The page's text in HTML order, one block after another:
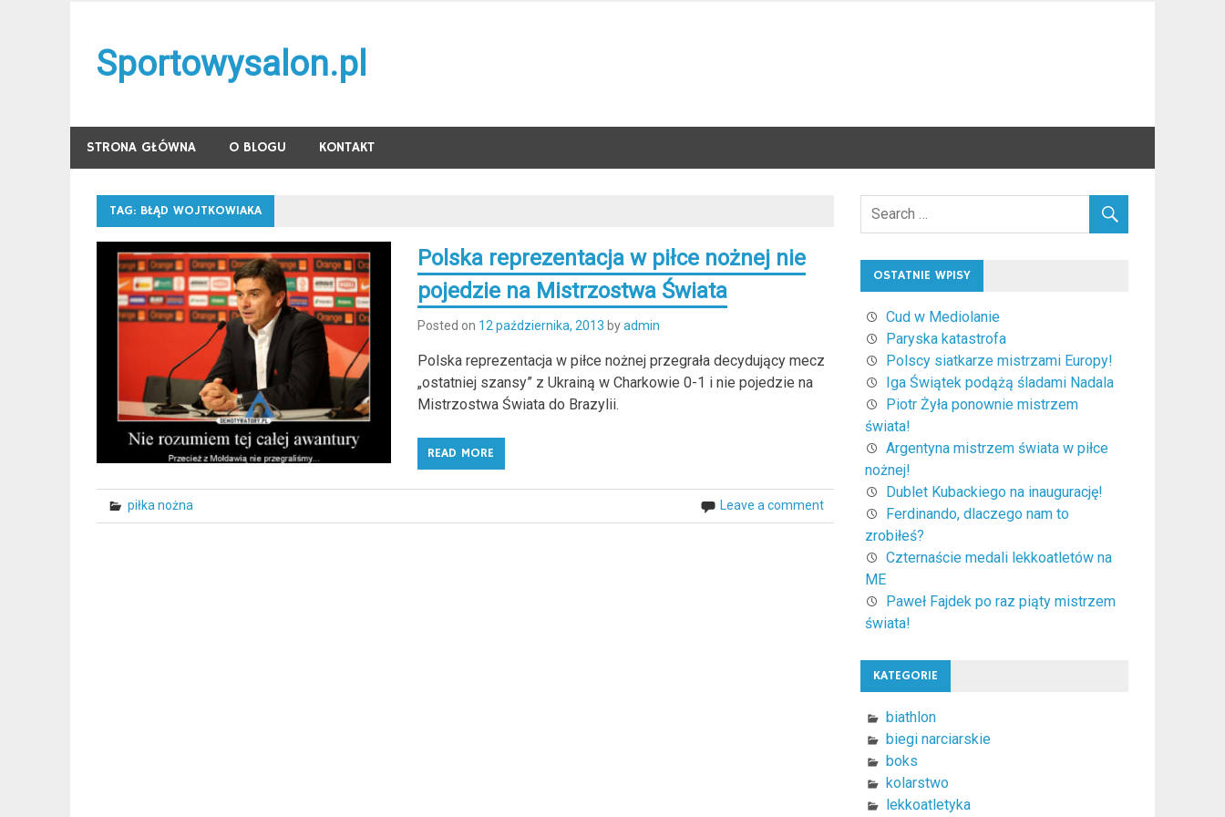
contentSportowysalon.pl
STRONA GŁÓWNA O BLOGU KONTAKT
TAG: BŁĄD WOJTKOWIAKA
Polska reprezentacja w piłce nożnej nie
pojedzie na Mistrzostwa Świata
Posted on 12 października, 2013 byadmin
Polska reprezentacja w piłce nożnej przegrała decydujący mecz
„ostatniej szansy” z Ukrainą w Charkowie 0-1 i nie pojedzie na
Mistrzostwa Świata do Brazylii.
READ MORE
piłka nożna Leave a comment
OSTATNIE WPISY
Cud w Mediolanie
Paryska katastrofa
Polscy siatkarze mistrzami Europy!
Iga Świątek podążą śladami Nadala
Piotr Żyła ponownie mistrzem
świata!
Argentyna mistrzem świata w piłce
nożnej!
Dublet Kubackiego na inaugurację!
Ferdinando, dlaczego nam to
zrobiłeś?
Czternaście medali lekkoatletów na
ME
Paweł Fajdek po raz piąty mistrzem
świata!
KATEGORIE
biathlon
biegi narciarskie
boks
kolarstwo
lekkoatletyka